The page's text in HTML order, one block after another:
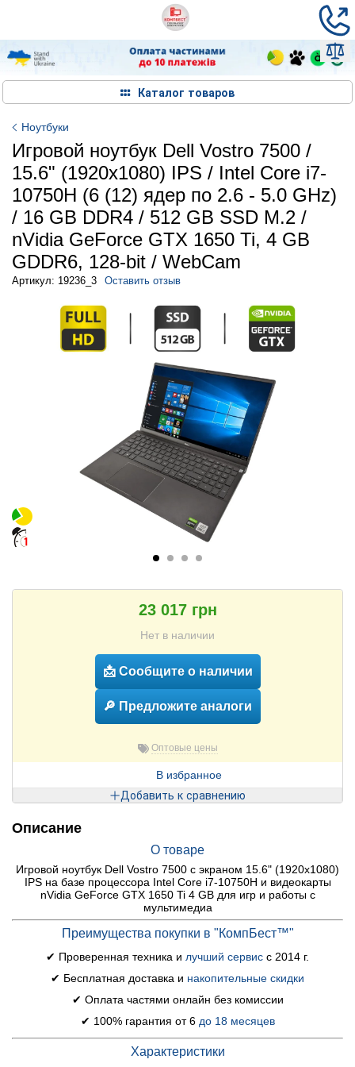
Каталог товаров
Ноутбуки
Игровой ноутбук Dell Vostro 7500 /
15.6" (1920x1080) IPS / Intel Core i7-
10750H (6 (12) ядер по 2.6 - 5.0 GHz)
/ 16 GB DDR4 / 512 GB SSD M.2 /
nVidia GeForce GTX 1650 Ti, 4 GB
GDDR6, 128-bit / WebCam
Артикул: 19236_3 Оставить отзыв
23 017 грн
Нет в наличии
📩 Сообщите о наличии
🔎 Предложите аналоги
Оптовые цены
В избранное
Добавить к сравнению
Описание
О товаре
Игровой ноутбук Dell Vostro 7500 с экраном 15.6" (1920x1080)
IPS на базе процессора Intel Core i7-10750H и видеокарты
nVidia GeForce GTX 1650 Ti 4 GB для игр и работы с
мультимедиа
Преимущества покупки в "КомпБест™"
✔ Проверенная техника и лучший сервис с 2014 г.
✔ Бесплатная доставка и накопительные скидки
✔ Оплата частями онлайн без комиссии
✔ 100% гарантия от 6 до 18 месяцев
Характеристики